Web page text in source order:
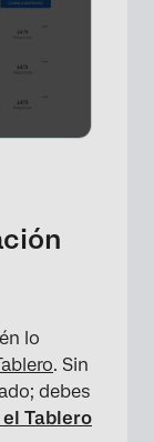
lo
. Sin
debes
Tablero